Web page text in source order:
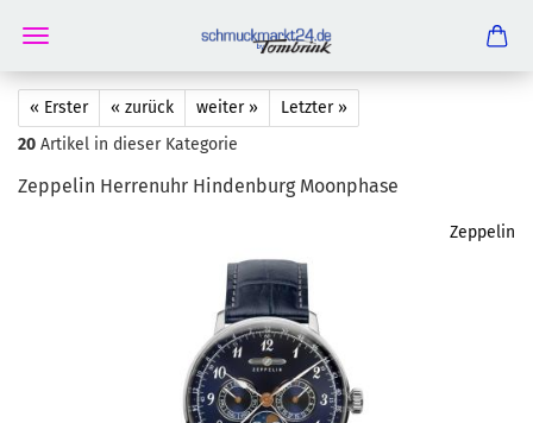
« Erster « zurück weiter »
Letzter »
20 Artikel in dieser Kategorie
Zep­pe­lin Her­ren­uhr Hin­den­burg Moon­pha­se
Zeppelin